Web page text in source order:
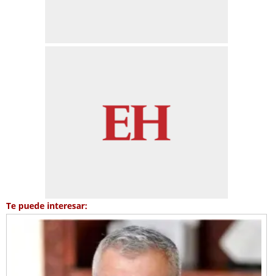
Te puede interesar: